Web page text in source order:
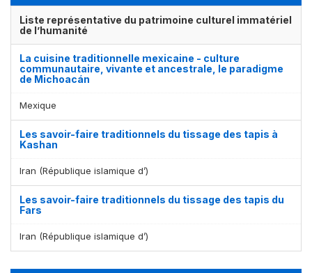
Liste représentative du patrimoine culturel immatériel
de l’humanité
La cuisine traditionnelle mexicaine - culture
communautaire, vivante et ancestrale, le paradigme
de Michoacán
Mexique
Les savoir-faire traditionnels du tissage des tapis à
Kashan
Iran (République islamique d’)
Les savoir-faire traditionnels du tissage des tapis du
Fars
Iran (République islamique d’)